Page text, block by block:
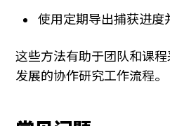
使用定期导出捕获进度
这些方法有助于团队和课
发展的协作研究工作流程。